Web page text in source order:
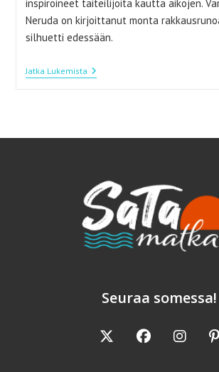
inspiroineet taiteilijoita kautta aikojen.
Neruda on kirjoittanut monta
silhuetti edessään.
Jatka LukemistaValparaiso
–
Väreissä
Seuraa somessa!